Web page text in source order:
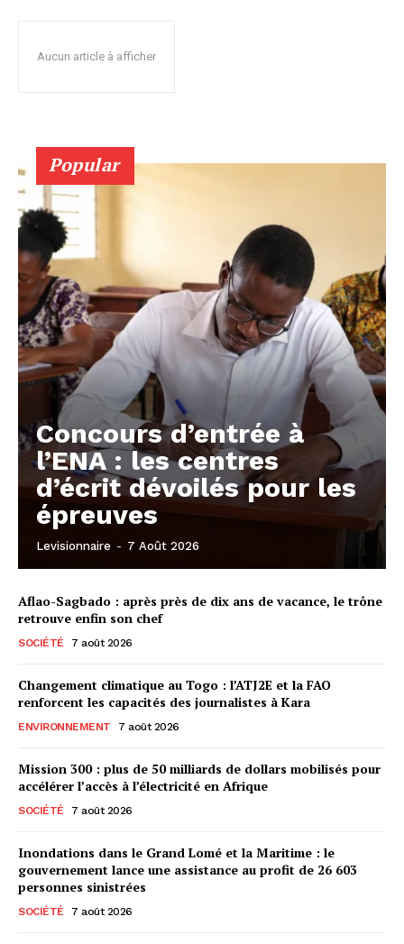
Aucun article à afficher
Popular
Concours d’entrée à
l’ENA : les centres
d’écrit dévoilés pour les
épreuves
Levisionnaire - 7 Août 2026
Aflao-Sagbado : après près de dix ans de vacance, le trône
retrouve enfin son chef
SOCIÉTÉ 7 août 2026
Changement climatique au Togo : l’ATJ2E et la FAO
renforcent les capacités des journalistes à Kara
ENVIRONNEMENT 7 août 2026
Mission 300 : plus de 50 milliards de dollars mobilisés pour
accélérer l’accès à l’électricité en Afrique
SOCIÉTÉ 7 août 2026
Inondations dans le Grand Lomé et la Maritime : le
gouvernement lance une assistance au profit de 26 603
personnes sinistrées
SOCIÉTÉ 7 août 2026